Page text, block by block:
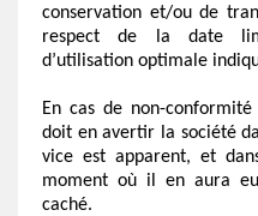
conservation et/ou de
respect de la date
d’utilisation optimale
En cas de non-
doit en avertir la société
vice est apparent, et
moment où il en aura
caché.